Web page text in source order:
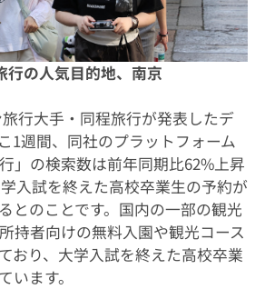
行の人気目的地、南京
行大手・同程旅行が発表したデ
1週間、同社のプラットフォーム
」の検索数は前年同期比62%上昇
入試を終えた高校卒業生の予約が
とのことです。国内の一部の観光
持者向けの無料入園や観光コース
おり、大学入試を終えた高校卒業
います。